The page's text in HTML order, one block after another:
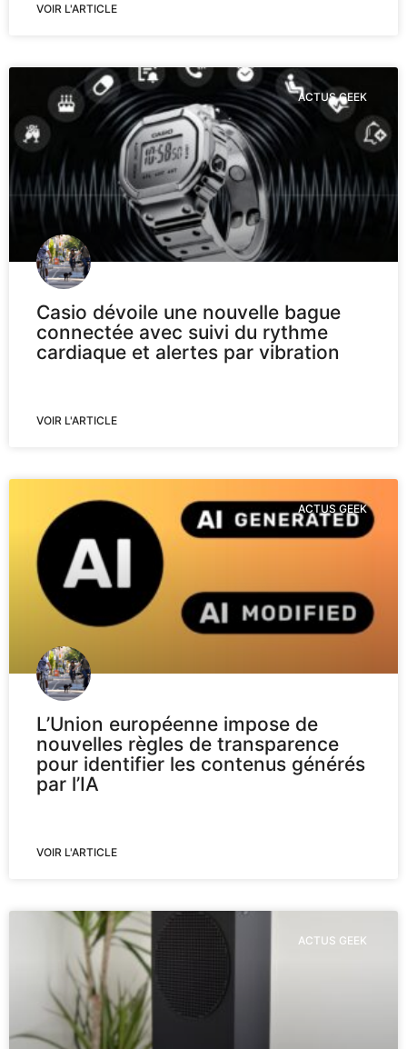
VOIR L'ARTICLE
ACTUS GEEK
Casio dévoile une nouvelle bague
connectée avec suivi du rythme
cardiaque et alertes par vibration
VOIR L'ARTICLE
ACTUS GEEK
L’Union européenne impose de
nouvelles règles de transparence
pour identifier les contenus générés
par l’IA
VOIR L'ARTICLE
ACTUS GEEK